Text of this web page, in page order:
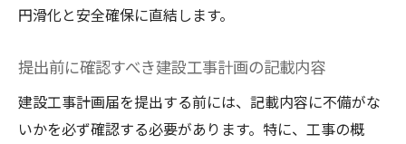
円滑化と安全確保に直結します。
提出前に確認すべき建設工事計画の記載内容
建設工事計画届を提出する前には、記載内容に不備がな
いかを必ず確認する必要があります。特に、工事の概